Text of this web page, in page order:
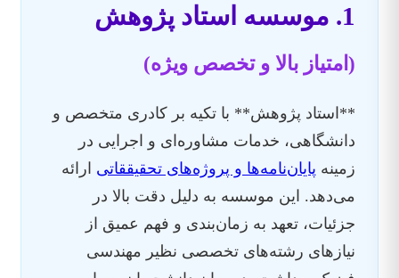
1. موسسه استاد پژوهش
(امتیاز بالا و تخصص ویژه)
**استاد پژوهش** با تکیه بر کادری متخصص و
دانشگاهی، خدمات مشاوره‌ای و اجرایی در
زمینه پایان‌نامه‌ها و پروژه‌های تحقیققاتی ارائه
می‌دهد. این موسسه به دلیل دقت بالا در
جزئیات، تعهد به زمان‌بندی و فهم عمیق از
نیازهای رشته‌های تخصصی نظیر مهندسی